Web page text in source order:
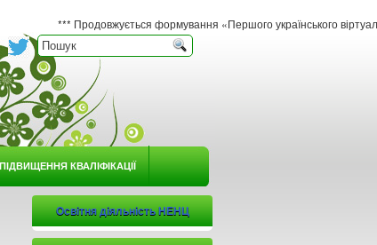
*** Продовжується формування «Першого українського віртуального
КВАЛІФІКАЦІЇ
Освітня діяльність НЕНЦ